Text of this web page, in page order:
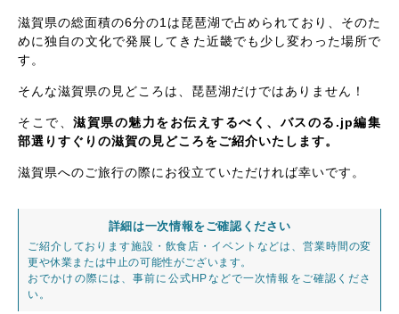
滋賀県の総面積の6分の1は琵琶湖で占められており、そのた
めに独自の文化で発展してきた近畿でも少し変わった場所で
す。
そんな滋賀県の見どころは、琵琶湖だけではありません！
そこで、滋賀県の魅力をお伝えするべく、バスのる.jp編集
部選りすぐりの滋賀の見どころをご紹介いたします。
滋賀県へのご旅行の際にお役立ていただければ幸いです。
詳細は一次情報をご確認ください
ご紹介しております施設・飲食店・イベントなどは、営業時間の変
更や休業または中止の可能性がございます。
おでかけの際には、事前に公式HPなどで一次情報をご確認くださ
い。